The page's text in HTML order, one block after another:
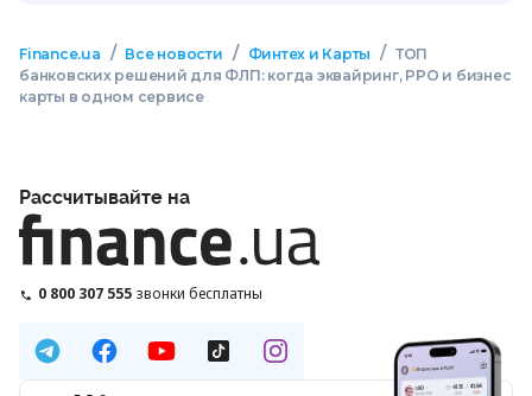
Finance.ua / Все новости / Финтех и Карты / ТОП
банковских решений для ФЛП: когда эквайринг, РРО и бизнес
карты в одном сервисе
Рассчитывайте на
0 800 307 555 звонки бесплатны